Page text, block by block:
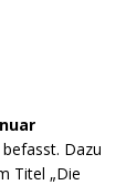
befasst. Dazu
Titel „Die